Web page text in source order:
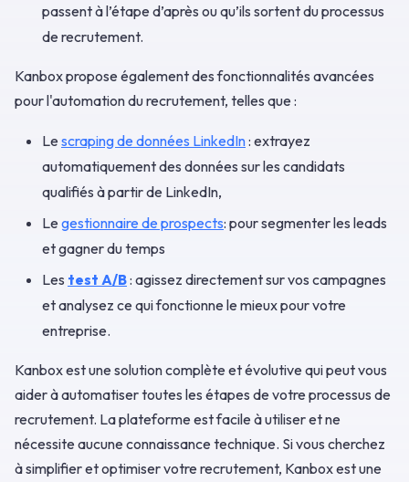
passent à l’étape d’après ou qu’ils sortent du processus
de recrutement.
Kanbox propose également des fonctionnalités avancées
pour l'automation du recrutement, telles que :
Le scraping de données LinkedIn: extrayez
automatiquement des données sur les candidats
qualifiés à partir de LinkedIn,
Le gestionnaire de prospects: pour segmenter les leads
et gagner du temps
Les test A/B: agissez directement sur vos campagnes
et analysez ce qui fonctionne le mieux pour votre
entreprise.
Kanbox est une solution complète et évolutive qui peut vous
aider à automatiser toutes les étapes de votre processus de
recrutement. La plateforme est facile à utiliser et ne
nécessite aucune connaissance technique. Si vous cherchez
à simplifier et optimiser votre recrutement, Kanbox est une